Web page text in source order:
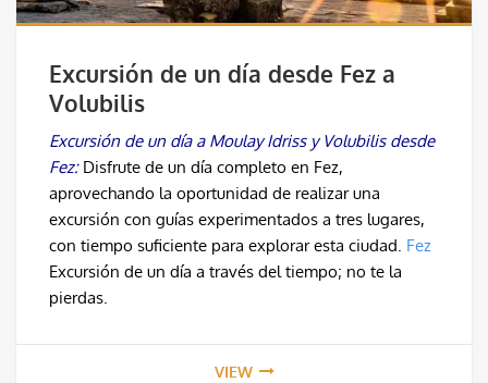
Excursión de un día desde Fez a
Volubilis
Excursión de un día a Moulay Idriss y Volubilis desde
Fez: Disfrute de un día completo en Fez,
aprovechando la oportunidad de realizar una
excursión con guías experimentados a tres lugares,
con tiempo suficiente para explorar esta ciudad. Fez
Excursión de un día a través del tiempo; no te la
pierdas.
VIEW